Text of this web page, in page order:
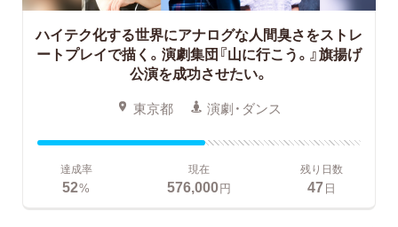
ハイテク化する世界にアナログな人間臭さをストレ
ートプレイで描く。 演劇集団『山に行こう。』旗揚げ
公演を成功させたい。
東京都 演劇・ダンス
達成率
52%
現在
576,000円
残り日数
47日